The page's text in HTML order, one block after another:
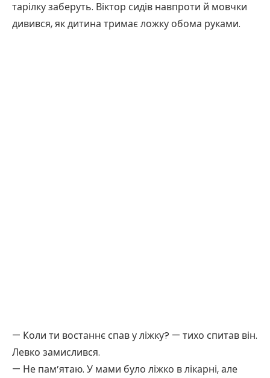
тарілку заберуть. Віктор сидів навпроти й мовчки
дивився, як дитина тримає ложку обома руками.
— Коли ти востаннє спав у ліжку? — тихо спитав він.
Левко замислився.
— Не пам’ятаю. У мами було ліжко в лікарні, але